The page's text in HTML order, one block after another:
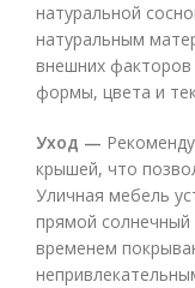
натуральной
натуральным
внешних
формы, цвета и
Уход —
крышей, что
Уличная мебель
прямой солнечный
временем